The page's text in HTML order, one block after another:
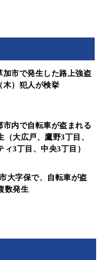
加市で発生した路上強盗
木）犯人が検挙
市内で自転車が盗まれる
（大広戸、鷹野3丁目、
ィ3丁目、中央3丁目）
大字保で、自転車が盗
数発生